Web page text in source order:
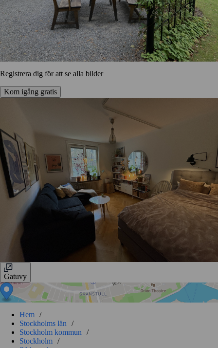
Registrera dig för att se alla bilder
Kom igång gratis
Gatuvy
Hem /
Stockholms län
/
Stockholm kommun
/
Stockholm /